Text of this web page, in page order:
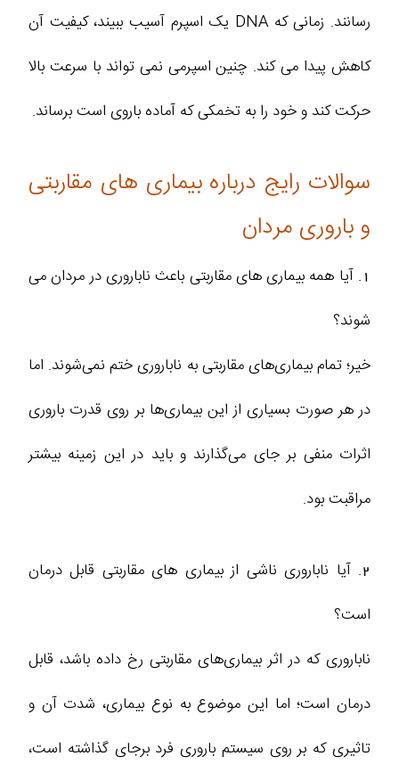
رسانند. زمانی که DNA یک اسپرم آسیب ببیند، کیفیت آن
کاهش پیدا می‌ کند. چنین اسپرمی نمی‌ تواند با سرعت بالا
حرکت کند و خود را به تخمکی که آماده باروی است برساند.
سوالات رایج درباره بیماری های مقاربتی
و باروری مردان
1. آیا همه بیماری ‌های مقاربتی باعث ناباروری در مردان می
‌شوند؟
خیر؛ تمام بیماری‌های مقاربتی به ناباروری ختم نمی‌شوند. اما
در هر صورت بسیاری از این بیماری‌ها بر روی قدرت باروری
اثرات منفی بر جای می‌گذارند و باید در این زمینه بیشتر
مراقبت بود.
2. آیا ناباروری ناشی از بیماری‌ های مقاربتی قابل درمان
است؟
ناباروری که در اثر بیماری‌های مقاربتی رخ داده باشد، قابل
درمان است؛ اما این موضوع به نوع بیماری، شدت آن و
تاثیری که بر روی سیستم باروری فرد برجای گذاشته است،